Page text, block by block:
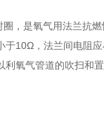
。
圈，是氧气用法兰
小于10Ω，法兰间电
利氧气管道的吹扫和